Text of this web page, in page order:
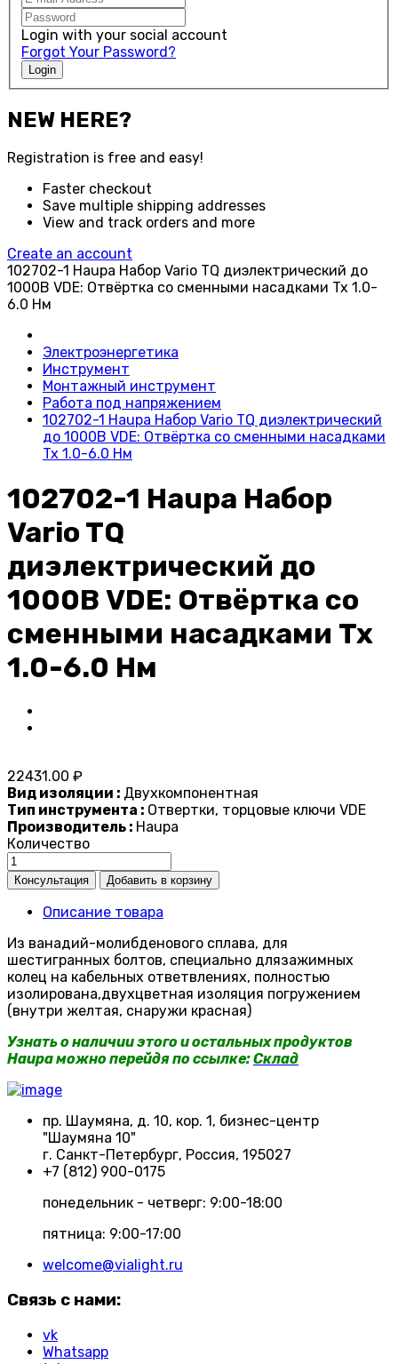
Login with your social account
Forgot Your Password?
Login
NEW HERE?
Registration is free and easy!
Faster checkout
Save multiple shipping addresses
View and track orders and more
Create an account
102702-1 Haupa Набор Vario TQ диэлектрический до
1000В VDE: Отвёртка со сменными насадками Tx 1.0-
6.0 Нм
Электроэнергетика
Инструмент
Монтажный инструмент
Работа под напряжением
102702-1 Haupa Набор Vario TQ диэлектрический
до 1000В VDE: Отвёртка со сменными насадками
Tx 1.0-6.0 Нм
102702-1 Haupa Набор
Vario TQ
диэлектрический до
1000В VDE: Отвёртка со
сменными насадками Tx
1.0-6.0 Нм
22431.00 ₽
Вид изоляции : Двухкомпонентная
Тип инструмента : Отвертки, торцовые ключи VDE
Производитель : Haupa
Количество
Описание товара
Из ванадий-молибденового сплава, для
шестигранных болтов, специально длязажимных
колец на кабельных ответвлениях, полностью
изолирована,двухцветная изоляция погружением
(внутри желтая, снаружи красная)
Узнать о наличии этого и остальных продуктов
Haupa можно перейдя по ссылке:Склад
пр. Шаумяна, д. 10, кор. 1, бизнес-центр
"Шаумяна 10"
г. Санкт-Петербург, Россия, 195027
+7 (812) 900-0175
понедельник - четверг: 9:00-18:00
пятница: 9:00-17:00
welcome@vialight.ru
Связь с нами:
vk
Whatsapp